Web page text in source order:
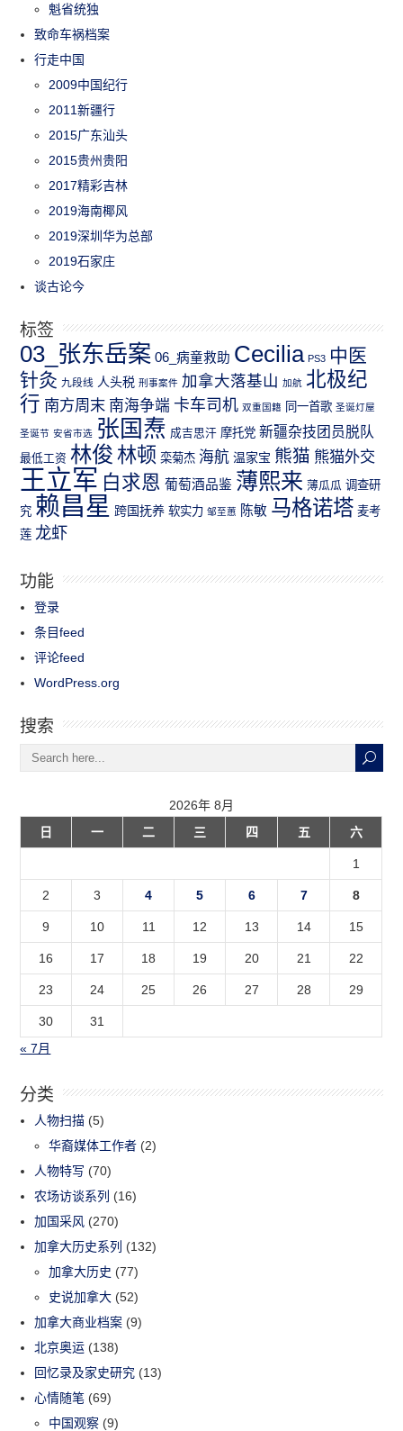
魁省统独
致命车祸档案
行走中国
2009中国纪行
2011新疆行
2015广东汕头
2015贵州贵阳
2017精彩吉林
2019海南椰风
2019深圳华为总部
2019石家庄
谈古论今
标签
03_张东岳案 06_病童救助 Cecilia PS3 中医
针灸 九段线 人头税 刑事案件 加拿大落基山 加航 北极纪
行 南方周末 南海争端 卡车司机 双重国籍 同一首歌 圣诞灯屋
圣诞节 安省市选 张国焘 成吉思汗 摩托党 新疆杂技团员脱队
最低工资 林俊 林顿 栾菊杰 海航 温家宝 熊猫 熊猫外交
王立军 白求恩 葡萄酒品鉴 薄熙来 薄瓜瓜 调查研
究 赖昌星 跨国抚养 软实力 邹至蕙 陈敏 马格诺塔 麦考
莲 龙虾
功能
登录
条目feed
评论feed
WordPress.org
搜索
2026年 8月
日
一 二 三 四 五 六
1
2 3 4 5 6 7 8
9 10 11 12 13 14 15
16 17 18 19 20 21 22
23 24 25 26 27 28 29
30
31
« 7月
分类
人物扫描 (5)
华裔媒体工作者 (2)
人物特写 (70)
农场访谈系列 (16)
加国采风 (270)
加拿大历史系列 (132)
加拿大历史 (77)
史说加拿大 (52)
加拿大商业档案 (9)
北京奥运 (138)
回忆录及家史研究 (13)
心情随笔 (69)
中国观察 (9)